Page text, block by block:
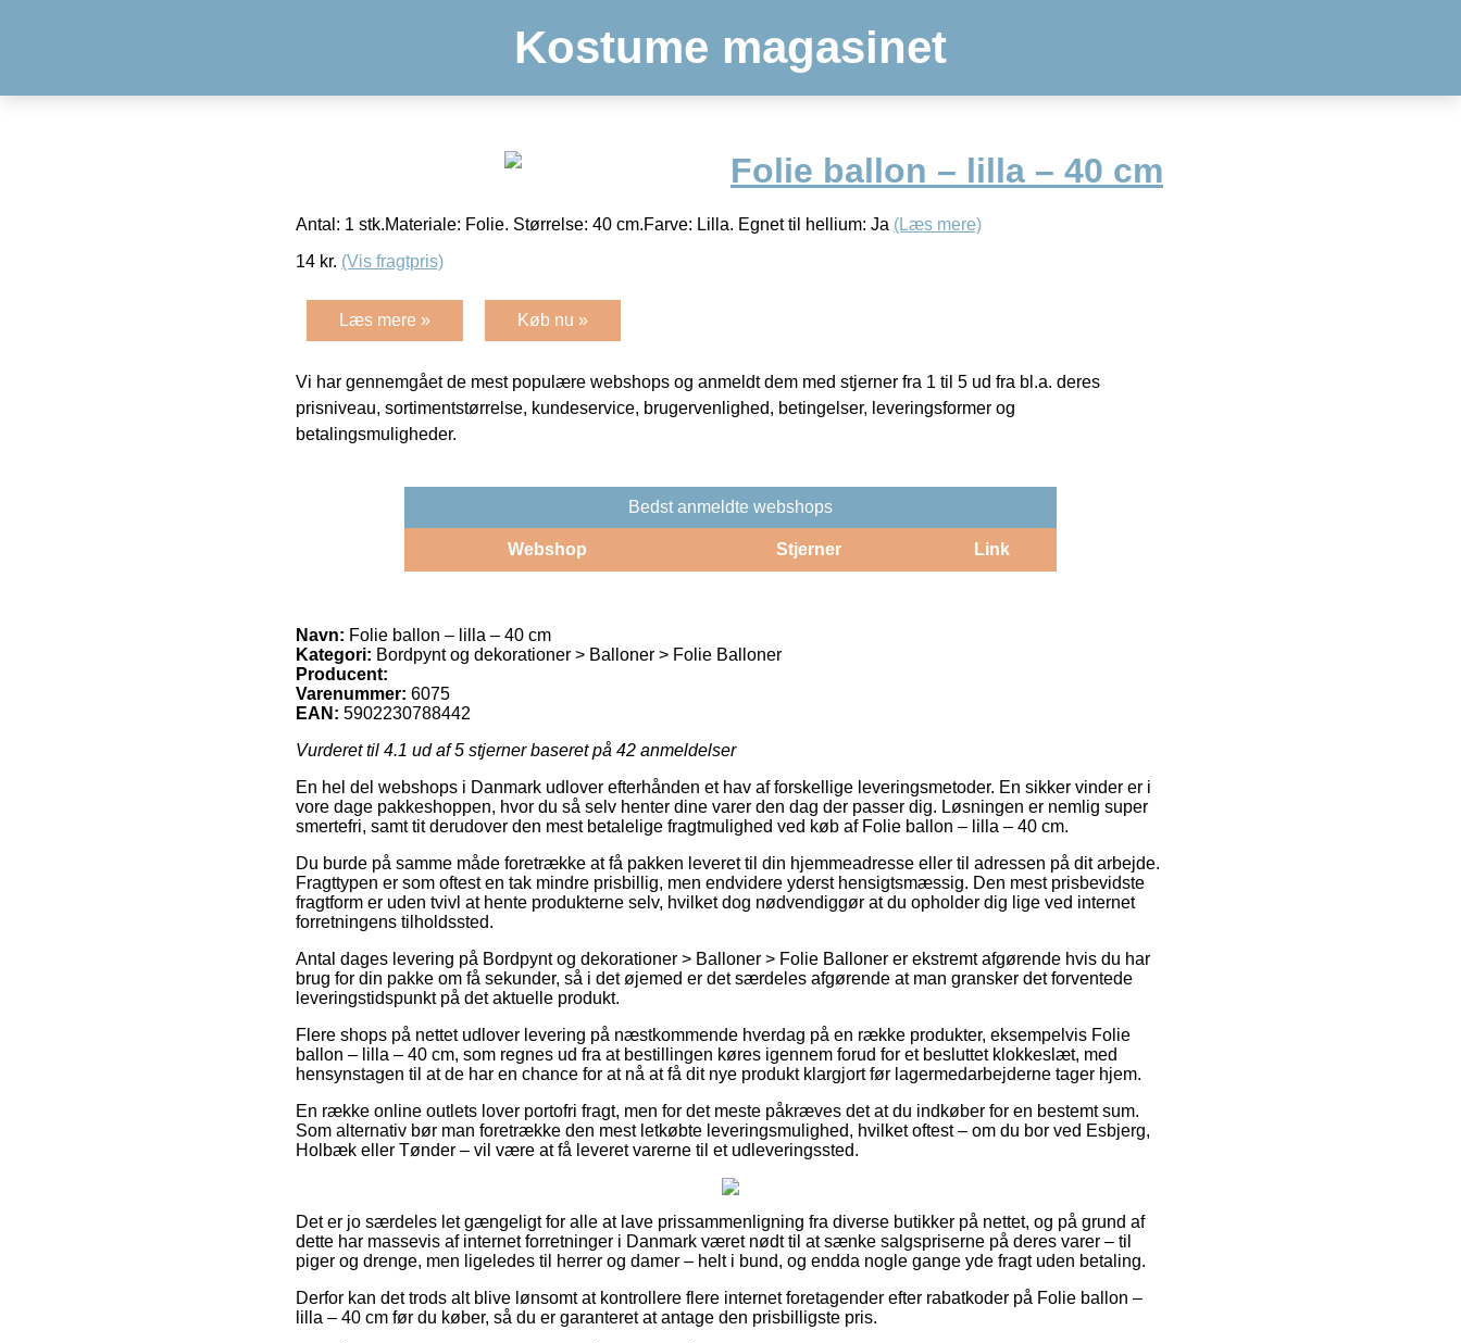
Kostume magasinet
Folie ballon – lilla – 40 cm
Antal: 1 stk.Materiale: Folie. Størrelse: 40 cm.Farve: Lilla. Egnet til hellium: Ja (Læs mere)
14 kr. (Vis fragtpris)
Læs mere » Køb nu »
Vi har gennemgået de mest populære webshops og anmeldt dem med stjerner fra 1 til 5 ud fra bl.a. deres
prisniveau, sortimentstørrelse, kundeservice, brugervenlighed, betingelser, leveringsformer og
betalingsmuligheder.
Bedst anmeldte webshops
Webshop Stjerner Link
Navn: Folie ballon – lilla – 40 cm
Kategori: Bordpynt og dekorationer > Balloner > Folie Balloner
Producent:
Varenummer: 6075
EAN: 5902230788442
Vurderet til 4.1 ud af 5 stjerner baseret på 42 anmeldelser
En hel del webshops i Danmark udlover efterhånden et hav af forskellige leveringsmetoder. En sikker vinder er i
vore dage pakkeshoppen, hvor du så selv henter dine varer den dag der passer dig. Løsningen er nemlig super
smertefri, samt tit derudover den mest betalelige fragtmulighed ved køb af Folie ballon – lilla – 40 cm.
Du burde på samme måde foretrække at få pakken leveret til din hjemmeadresse eller til adressen på dit arbejde.
Fragttypen er som oftest en tak mindre prisbillig, men endvidere yderst hensigtsmæssig. Den mest prisbevidste
fragtform er uden tvivl at hente produkterne selv, hvilket dog nødvendiggør at du opholder dig lige ved internet
forretningens tilholdssted.
Antal dages levering på Bordpynt og dekorationer > Balloner > Folie Balloner er ekstremt afgørende hvis du har
brug for din pakke om få sekunder, så i det øjemed er det særdeles afgørende at man gransker det forventede
leveringstidspunkt på det aktuelle produkt.
Flere shops på nettet udlover levering på næstkommende hverdag på en række produkter, eksempelvis Folie
ballon – lilla – 40 cm, som regnes ud fra at bestillingen køres igennem forud for et besluttet klokkeslæt, med
hensynstagen til at de har en chance for at nå at få dit nye produkt klargjort før lagermedarbejderne tager hjem.
En række online outlets lover portofri fragt, men for det meste påkræves det at du indkøber for en bestemt sum.
Som alternativ bør man foretrække den mest letkøbte leveringsmulighed, hvilket oftest – om du bor ved Esbjerg,
Holbæk eller Tønder – vil være at få leveret varerne til et udleveringssted.
Det er jo særdeles let gængeligt for alle at lave prissammenligning fra diverse butikker på nettet, og på grund af
dette har massevis af internet forretninger i Danmark været nødt til at sænke salgspriserne på deres varer – til
piger og drenge, men ligeledes til herrer og damer – helt i bund, og endda nogle gange yde fragt uden betaling.
Derfor kan det trods alt blive lønsomt at kontrollere flere internet foretagender efter rabatkoder på Folie ballon –
lilla – 40 cm før du køber, så du er garanteret at antage den prisbilligste pris.